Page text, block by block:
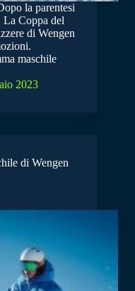
la parentesi
Coppa del
di Wengen
maschile
2023
di Wengen